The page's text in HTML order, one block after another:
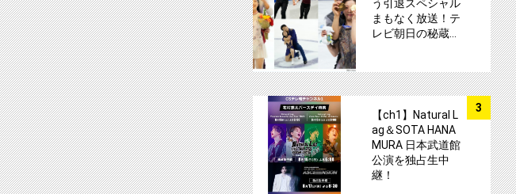
う引退スペシャル
まもなく放送！テ
レビ朝日の秘蔵…
3
【ch1】Natural L
ag＆SOTA HANA
MURA 日本武道館
公演を独占生中
継！